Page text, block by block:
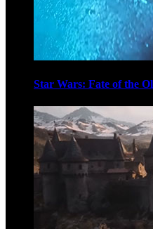
Star Wars: Fate of the